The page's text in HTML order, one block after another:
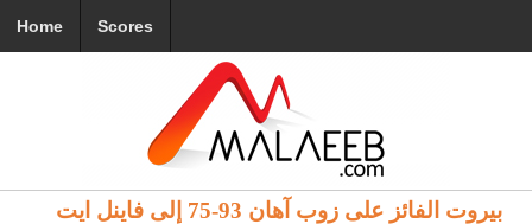
Home Scores
بيروت الفائز على زوب آهان 93-75 إلى فاينل ايت